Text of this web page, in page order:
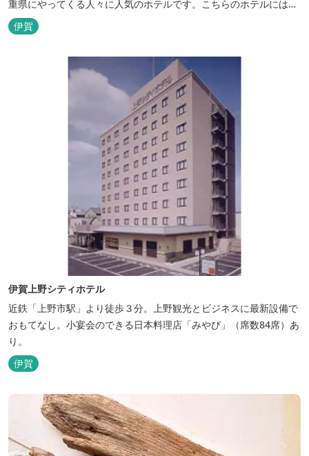
重県にやってくる人々に人気のホテルです。こちらのホテルには、
忍者の内装が施された部屋がいくつかあります。壁紙からトイレッ
トペーパーに至るまで、忍者に関連したデザインモチーフがあしら
分の位置にあるこのホテ...
伊賀
伊賀上野シティホテル
近鉄「上野市駅」より徒歩３分。上野観光とビジネスに最新設備で
おもてなし。小宴会のできる日本料理店「みやび」（席数84席）あ
り。
伊賀